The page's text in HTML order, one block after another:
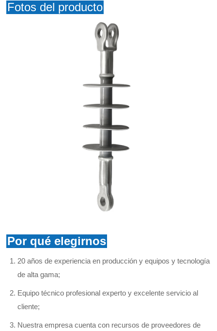
Fotos del producto
Por qué elegirnos
20 años de experiencia en producción y equipos y tecnología
de alta gama;
Equipo técnico profesional experto y excelente servicio al
cliente;
Nuestra empresa cuenta con recursos de proveedores de